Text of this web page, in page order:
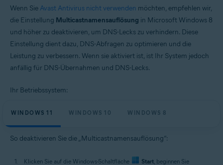
Wenn Sie Avast Antivirus nicht verwenden möchten, empfehlen wir,
die Einstellung Multicastnamensauflösung in Microsoft Windows 8
und höher zu deaktivieren, um DNS-Lecks zu verhindern. Diese
Einstellung dient dazu, DNS-Abfragen zu optimieren und die
Leistung zu verbessern. Wenn sie aktiviert ist, ist Ihr System jedoch
anfällig für DNS-Übernahmen und DNS-Lecks.
Ihr Betriebssystem:
WINDOWS 11 WINDOWS 10 WINDOWS 8
So deaktivieren Sie die „Multicastnamensauflösung“:
Klicken Sie auf die Windows-Schaltfläche Start, beginnen Sie